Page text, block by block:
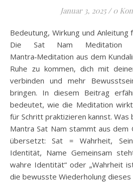
Januar 3, 2025 / 0
Bedeutung, Wirkung und Anleitung für mehr innere Klarheit
Die Sat Nam Meditation
Mantra‑Meditation aus dem
Ruhe zu kommen, dich mit
verbinden und mehr
bringen. In diesem Beitrag
bedeutet, wie die Meditation
für Schritt praktizieren kannst. Was
Mantra Sat Nam stammt aus dem
übersetzt: Sat = Wahrheit,
Identität, Name Gemeinsam
wahre Identität“ oder „Wahrheit
die bewusste Wiederholung